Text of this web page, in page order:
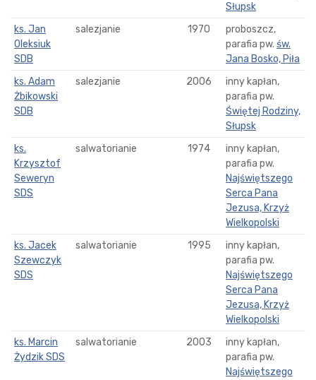
Słupsk
ks. Jan
Oleksiuk
SDB
salezjanie 1970
proboszcz,
parafia pw. św.
Jana Bosko, Piła
ks. Adam
Żbikowski
SDB
salezjanie 2006
inny kapłan,
parafia pw.
Świętej Rodziny,
Słupsk
ks.
Krzysztof
Seweryn
SDS
salwatorianie 1974
inny kapłan,
parafia pw.
Najświętszego
Serca Pana
Jezusa, Krzyż
Wielkopolski
ks. Jacek
Szewczyk
SDS
salwatorianie 1995
inny kapłan,
parafia pw.
Najświętszego
Serca Pana
Jezusa, Krzyż
Wielkopolski
ks. Marcin
Żydzik SDS
salwatorianie 2003
inny kapłan,
parafia pw.
Najświętszego